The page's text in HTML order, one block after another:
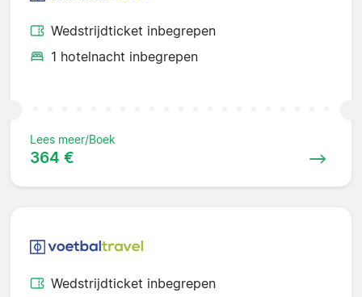
Wedstrijdticket inbegrepen
1 hotelnacht inbegrepen
Lees meer/Boek
364 €
Wedstrijdticket inbegrepen